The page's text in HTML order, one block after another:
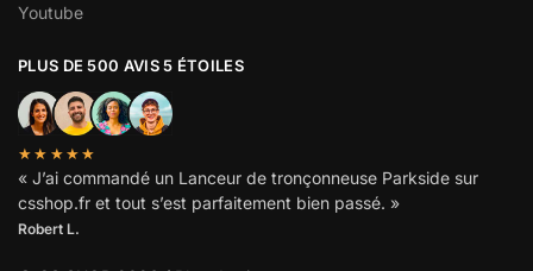
Youtube
PLUS DE 500 AVIS 5 ÉTOILES
★★★★★
« J’ai commandé un Lanceur de tronçonneuse Parkside sur
csshop.fr et tout s’est parfaitement bien passé. »
Robert L.